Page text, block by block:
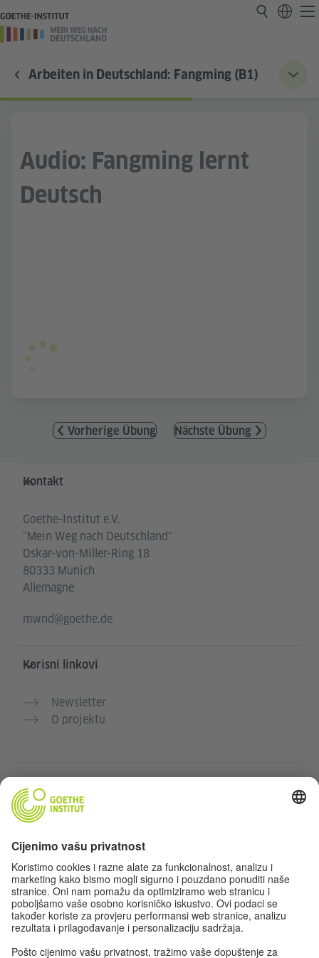
Arbeiten in Deutschland: Fangming (B1)
Audio: Fangming lernt
Deutsch
Vorherige Übung Nächste Übung
Service- und Informationsbereich
Kontakt
Goethe-Institut e.V.
"Mein Weg nach Deutschland"
Oskar-von-Miller-Ring 18
80333 Munich
Allemagne
mwnd@goethe.de
Korisni linkovi
Newsletter
O projektu
Kurse njemačkog jezika Goethe-Instituta
Portal za nastavnike „Deutschstunde“
Privatnost i pristupačnost